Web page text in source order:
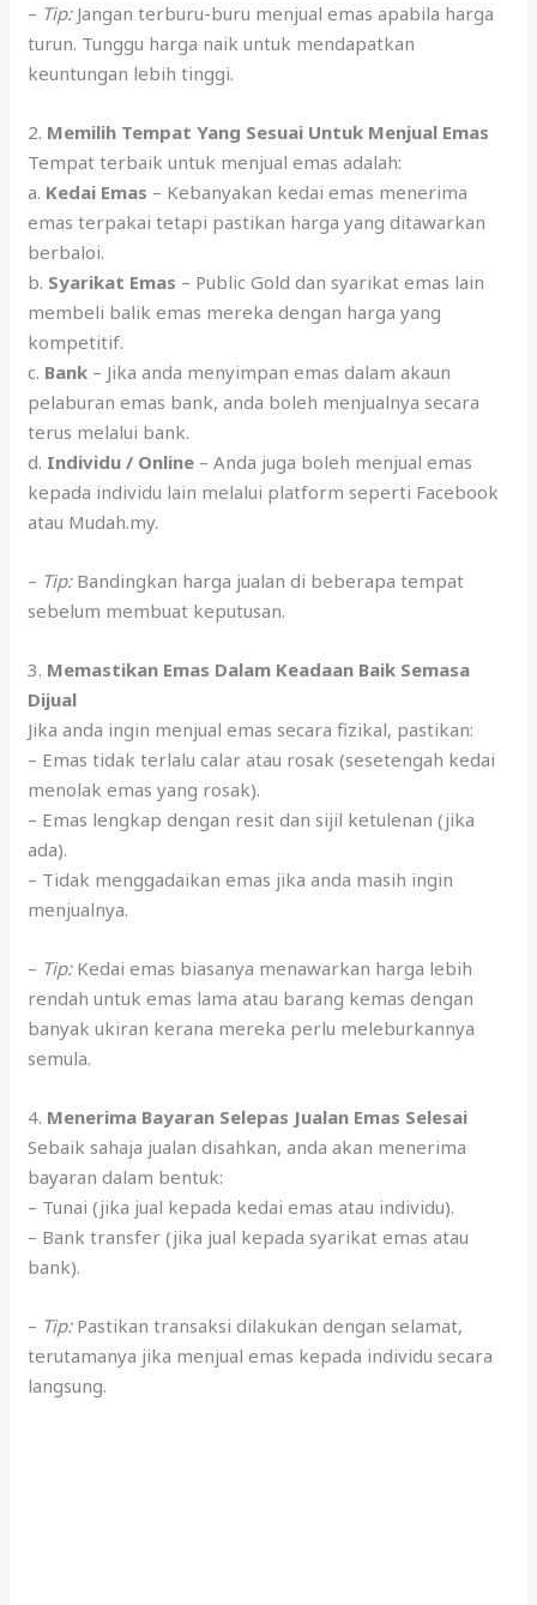
– Tip:Jangan terburu-buru menjual emas apabila harga
turun. Tunggu harga naik untuk mendapatkan
keuntungan lebih tinggi.
2. Memilih Tempat Yang Sesuai Untuk Menjual Emas
Tempat terbaik untuk menjual emas adalah:
a. Kedai Emas – Kebanyakan kedai emas menerima
emas terpakai tetapi pastikan harga yang ditawarkan
berbaloi.
b. Syarikat Emas – Public Gold dan syarikat emas lain
membeli balik emas mereka dengan harga yang
kompetitif.
c. Bank – Jika anda menyimpan emas dalam akaun
pelaburan emas bank, anda boleh menjualnya secara
terus melalui bank.
d. Individu / Online – Anda juga boleh menjual emas
kepada individu lain melalui platform seperti Facebook
atau Mudah.my.
– Tip:Bandingkan harga jualan di beberapa tempat
sebelum membuat keputusan.
3. Memastikan Emas Dalam Keadaan Baik Semasa
Dijual
Jika anda ingin menjual emas secara fizikal, pastikan:
– Emas tidak terlalu calar atau rosak (sesetengah kedai
menolak emas yang rosak).
– Emas lengkap dengan resit dan sijil ketulenan (jika
ada).
– Tidak menggadaikan emas jika anda masih ingin
menjualnya.
– Tip:Kedai emas biasanya menawarkan harga lebih
rendah untuk emas lama atau barang kemas dengan
banyak ukiran kerana mereka perlu meleburkannya
semula.
4. Menerima Bayaran Selepas Jualan Emas Selesai
Sebaik sahaja jualan disahkan, anda akan menerima
bayaran dalam bentuk:
– Tunai (jika jual kepada kedai emas atau individu).
– Bank transfer (jika jual kepada syarikat emas atau
bank).
– Tip:Pastikan transaksi dilakukan dengan selamat,
terutamanya jika menjual emas kepada individu secara
langsung.